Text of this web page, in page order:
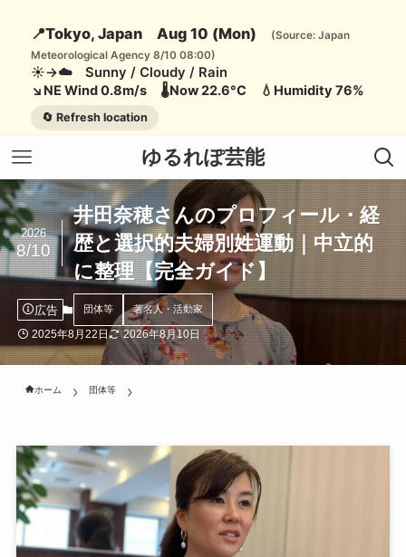
📍Tokyo, Japan Aug 10 (Mon)
(Source: Japan
Meteorological Agency 8/10 08:00)
☀️→☁️ Sunny / Cloudy / Rain
↘️NE Wind 0.8m/s 🌡️Now 22.6°C 💧Humidity 76%
🔄 Refresh location
ゆるれぽ芸能
井田奈穂さんのプロフィール・経
歴と選択的夫婦別姓運動｜中立的
に整理【完全ガイド】
2026
8/10
広告 団体等 著名人・活動家
2025年8月22日 2026年8月10日
ホーム 団体等